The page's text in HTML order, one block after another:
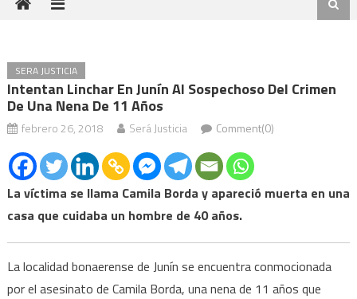
SERA JUSTICIA
Intentan Linchar En Junín Al Sospechoso Del Crimen
De Una Nena De 11 Años
febrero 26, 2018 Será Justicia Comment(0)
La víctima se llama Camila Borda y apareció muerta en una
casa que cuidaba un hombre de 40 años.
La localidad bonaerense de Junín se encuentra conmocionada
por el asesinato de Camila Borda, una nena de 11 años que